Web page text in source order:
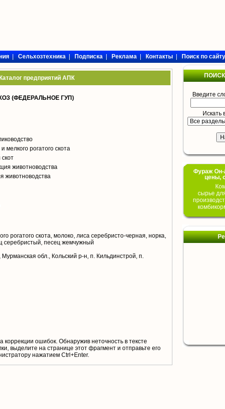
|Сельхозтехника|Подписка|Реклама|Контакты|Поиск по сайту
Каталог предприятий АПК
(ФЕДЕРАЛЬНОЕ ГУП)
мелкого рогатого скота
животноводства
животноводства
рогатого скота, молоко, лиса серебристо-черная, норка,
серебристый, песец жемчужный
Мурманская обл., Кольский р-н, п. Кильдинстрой, п.
коррекции ошибок. Обнаружив неточность в тексте
выделите на странице этот фрагмент и отправьте его
нажатием Ctrl+Enter.
Введите
Искать
Фураж Он-
цены,
сырье